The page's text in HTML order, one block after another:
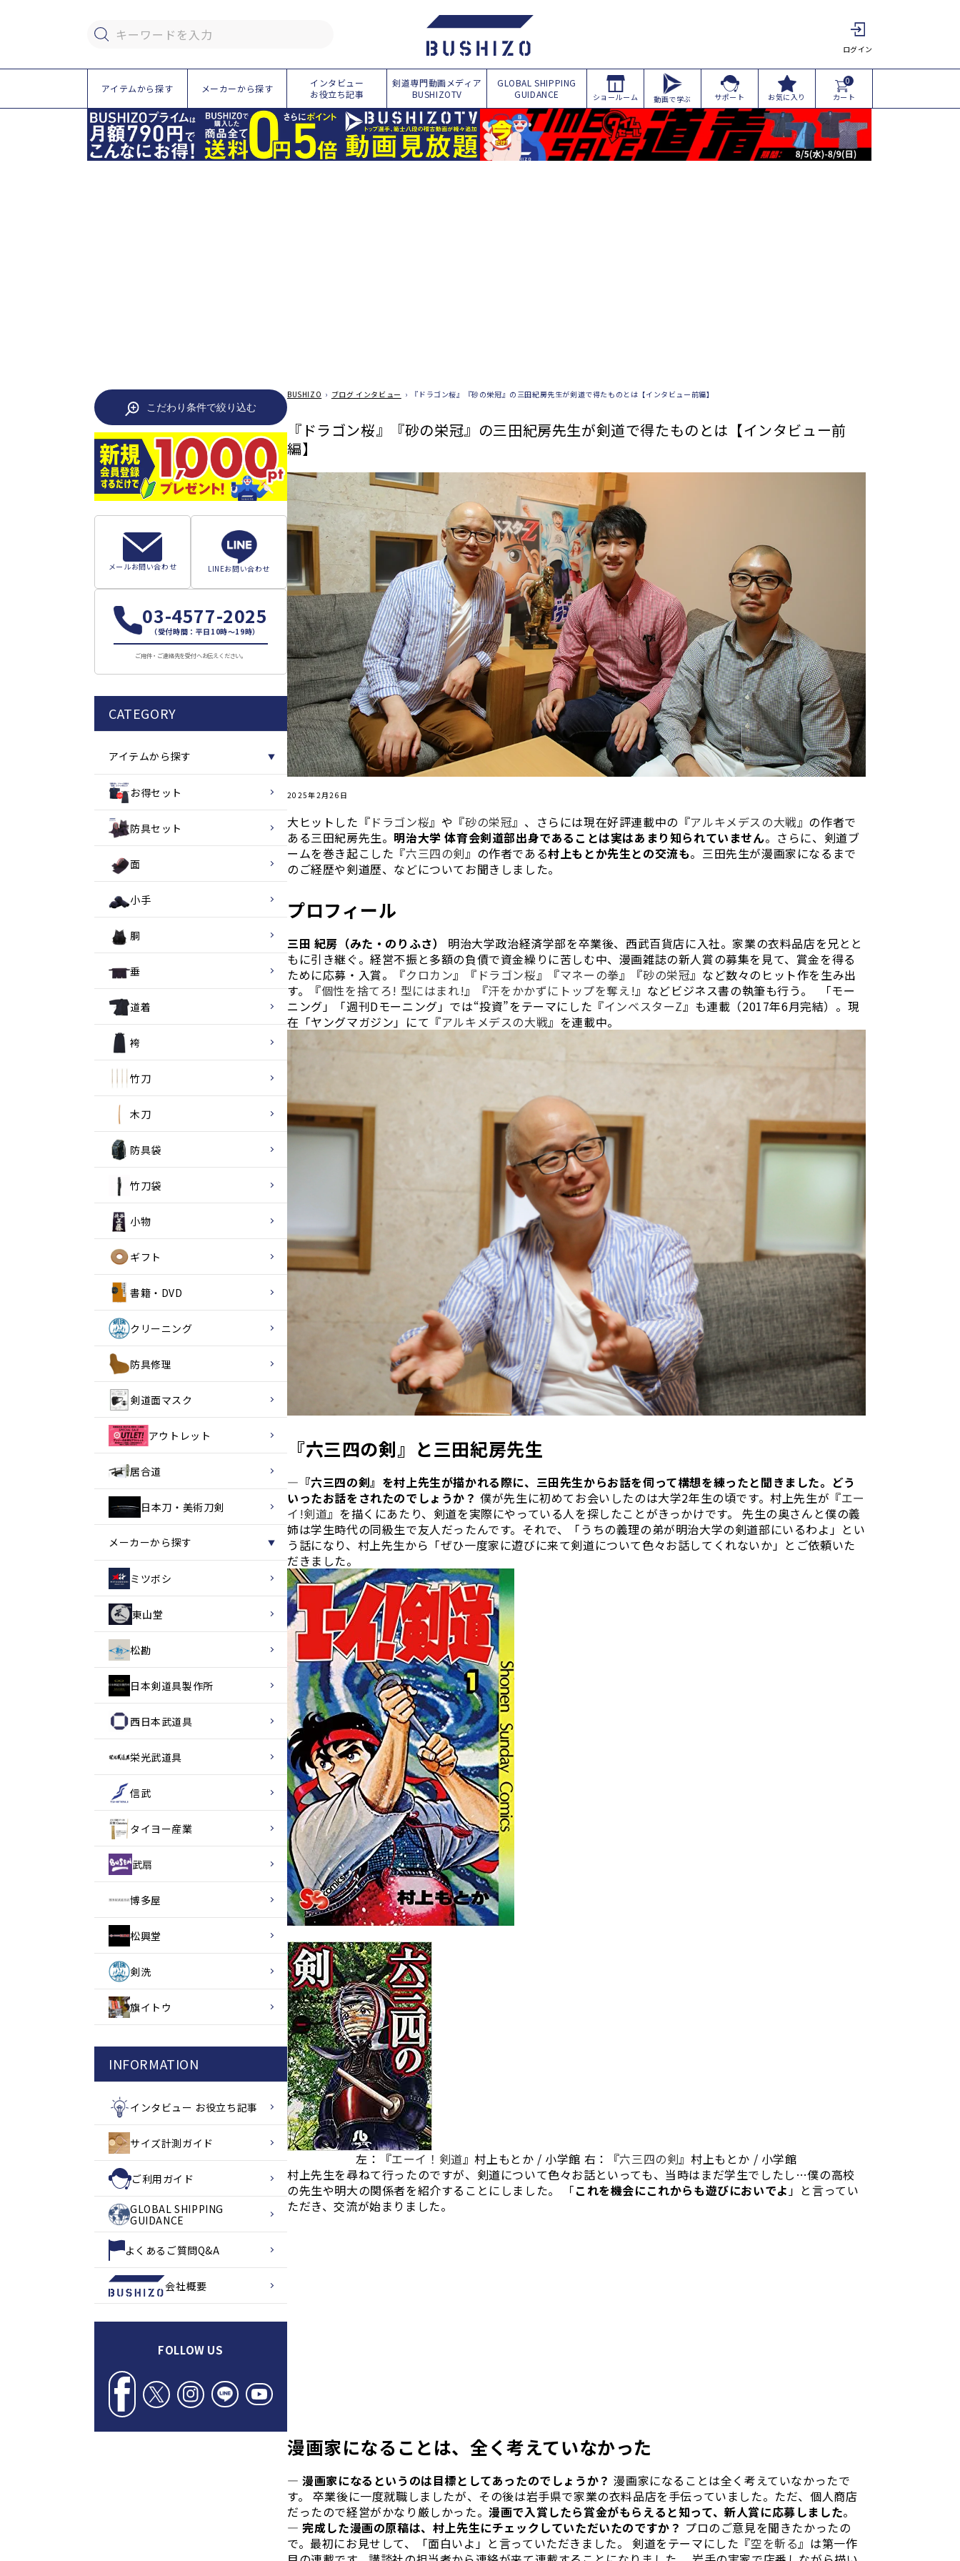
キーワードを入力
ログイン
アイテムから探す メーカーから探す
インタビュー
お役立ち記事
剣道専門動画メディア
BUSHIZOTV
GLOBAL SHIPPING
GUIDANCE
ショールーム 動画で学ぶ サポート お気に入り
0
カート
こだわり条件で絞り込む
メールお問い合わせ LINEお問い合わせ
03-4577-2025
（受付時間：平日10時～19時）
ご用件・ご連絡先を受付へお伝えください。
CATEGORY
アイテムから探す ▼
お得セット
防具セット
面
小手
胴
垂
道着
袴
竹刀
木刀
防具袋
竹刀袋
小物
ギフト
書籍・DVD
クリーニング
防具修理
剣道面マスク
アウトレット
居合道
日本刀・美術刀剣
メーカーから探す ▼
ミツボシ
東山堂
松勘
日本剣道具製作所
西日本武道具
栄光武道具
信武
タイヨー産業
武扇
博多屋
松興堂
剣洗
旗イトウ
INFORMATION
インタビュー お役立ち記事
サイズ計測ガイド
ご利用ガイド
GLOBAL SHIPPING
GUIDANCE
よくあるご質問Q&A
会社概要
FOLLOW US
BUSHIZO › ブログ インタビュー › 『ドラゴン桜』『砂の栄冠』の三田紀房先生が剣道で得たものとは【インタビュー前編】
『ドラゴン桜』『砂の栄冠』の三田紀房先生が剣道で得たものとは【インタビュー前
編】
2025年2月26日
大ヒットした『ドラゴン桜』や『砂の栄冠』、さらには現在好評連載中の『アルキメデスの大戦』の作者で
ある三田紀房先生。 明治大学 体育会剣道部出身であることは実はあまり知られていません。さらに、剣道ブ
ームを巻き起こした『六三四の剣 』の作者である村上もとか先生との交流も。三田先生が漫画家になるまで
のご経歴や剣道歴、などについてお聞きしました。
プロフィール
三田 紀房（みた・のりふさ）
明治大学政治経済学部を卒業後、西武百貨店に入社。家業の衣料品店を兄とと
もに引き継ぐ。経営不振と多額の負債で資金繰りに苦しむ中、漫画雑誌の新人賞の募集を見て、賞金を得る
ために応募・入賞。『クロカン』『 ドラゴン桜 』『マネーの拳』『砂の栄冠』など数々のヒット作を生み出
す。『個性を捨てろ! 型にはまれ!』『汗をかかずにトップを奪え!』などビジネス書の執筆も行う。 「モー
ニング」「週刊Dモーニング」では“投資”をテーマにした『インベスターZ 』も連載（2017年6月完結）。現
在「ヤングマガジン」にて『アルキメデスの大戦』を連載中。
『六三四の剣』と三田紀房先生
―『六三四の剣』を村上先生が描かれる際に、三田先生からお話を伺って構想を練ったと聞きました。どう
いったお話をされたのでしょうか？ 僕が先生に初めてお会いしたのは大学2年生の頃です。村上先生が『エー
イ!剣道』を描くにあたり、剣道を実際にやっている人を探したことがきっかけです。 先生の奥さんと僕の義
姉は学生時代の同級生で友人だったんです。それで、「うちの義理の弟が明治大学の剣道部にいるわよ」とい
う話になり、村上先生から「ぜひ一度家に遊びに来て剣道について色々お話してくれないか」とご依頼いた
だきました。
左：『エーイ！剣道』村上もとか / 小学館 右：『六三四の剣』村上もとか / 小学館
村上先生を尋ねて行ったのですが、剣道について色々お話といっても、当時はまだ学生でしたし…僕の高校
の先生や明大の関係者を紹介することにしました。 「これを機会にこれからも遊びにおいでよ 」と言ってい
ただき、交流が始まりました。
漫画家になることは、全く考えていなかった
― 漫画家になるというのは目標としてあったのでしょうか？ 漫画家になることは全く考えていなかったで
す。 卒業後に一度就職しましたが、その後は岩手県で家業の衣料品店を手伝っていました。ただ、個人商店
だったので経営がかなり厳しかった。漫画で入賞したら賞金がもらえると知って、新人賞に応募しました。
― 完成した漫画の原稿は、村上先生にチェックしていただいたのですか？ プロのご意見を聞きたかったの
で。最初にお見せして、「面白いよ」と言っていただきました。 剣道をテーマにした『空を斬る 』は第一作